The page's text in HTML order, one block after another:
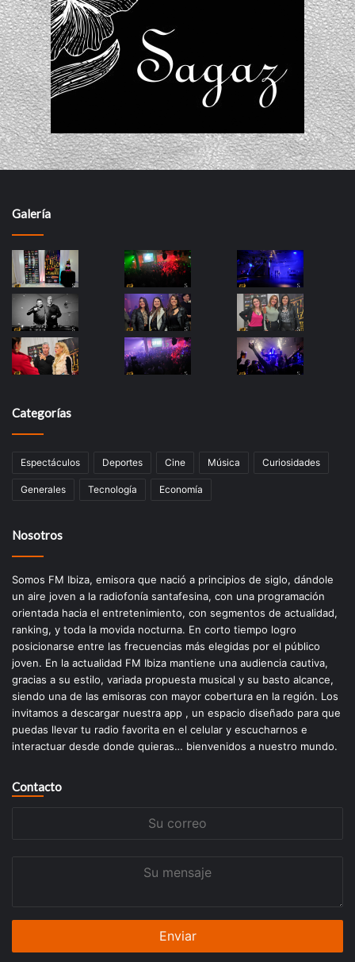
Galería
Categorías
Espectáculos Deportes Cine Música Curiosidades
Generales Tecnología Economía
Nosotros
Somos FM Ibiza, emisora que nació a principios de siglo, dándole
un aire joven a la radiofonía santafesina, con una programación
orientada hacia el entretenimiento, con segmentos de actualidad,
ranking, y toda la movida nocturna. En corto tiempo logro
posicionarse entre las frecuencias más elegidas por el público
joven. En la actualidad FM Ibiza mantiene una audiencia cautiva,
gracias a su estilo, variada propuesta musical y su basto alcance,
siendo una de las emisoras con mayor cobertura en la región. Los
invitamos a descargar nuestra app , un espacio diseñado para que
puedas llevar tu radio favorita en el celular y escucharnos e
interactuar desde donde quieras… bienvenidos a nuestro mundo.
Contacto